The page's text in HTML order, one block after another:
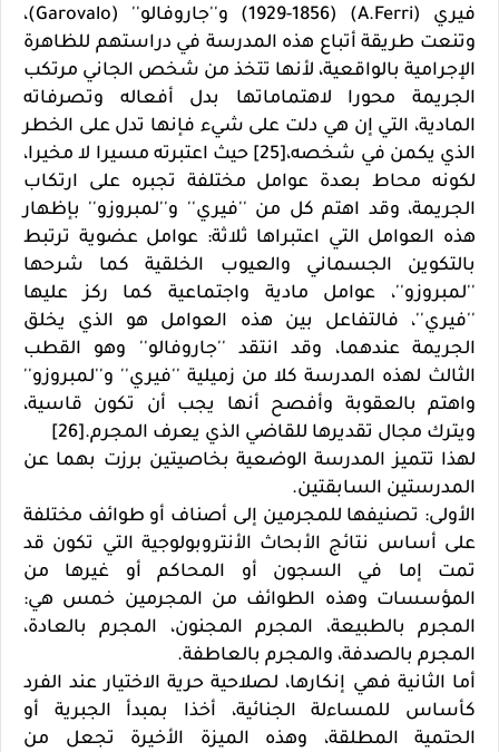
فيري (A.Ferri) (1929-1856) و''جاروفالو'' (Garovalo)،
وتنعت طريقة أتباع هذه المدرسة في دراستهم للظاهرة
الإجرامية بالواقعية، لأنها تتخذ من شخص الجاني مرتكب
الجريمة محورا لاهتماماتها بدل أفعاله وتصرفاته
المادية، التي إن هي دلت على شيء فإنها تدل على الخطر
الذي يكمن في شخصه،[25] حيث اعتبرته مسيرا لا مخيرا،
لكونه محاط بعدة عوامل مختلفة تجبره على ارتكاب
الجريمة، وقد اهتم كل من ''فيري'' و''لمبروزو'' بإظهار
هذه العوامل التي اعتبراها ثلاثة: عوامل عضوية ترتبط
بالتكوين الجسماني والعيوب الخلقية كما شرحها
''لمبروزو''، عوامل مادية واجتماعية كما ركز عليها
''فيري''، فالتفاعل بين هذه العوامل هو الذي يخلق
الجريمة عندهما، وقد انتقد ''جاروفالو'' وهو القطب
الثالث لهذه المدرسة كلا من زميلية ''فيري'' و''لمبروزو''
واهتم بالعقوبة وأفصح أنها يجب أن تكون قاسية،
ويترك مجال تقديرها للقاضي الذي يعرف المجرم.[26]
لهذا تتميز المدرسة الوضعية بخاصيتين برزت بهما عن
المدرستين السابقتين.
الأولى: تصنيفها للمجرمين إلى أصناف أو طوائف مختلفة
على أساس نتائج الأبحاث الأنتروبولوجية التي تكون قد
تمت إما في السجون أو المحاكم أو غيرها من
المؤسسات وهذه الطوائف من المجرمين خمس هي:
المجرم بالطبيعة، المجرم المجنون، المجرم بالعادة،
المجرم بالصدفة، والمجرم بالعاطفة.
أما الثانية فهي إنكارها، لصلاحية حرية الاختيار عند الفرد
كأساس للمساءلة الجنائية، أخذا بمبدأ الجبرية أو
الحتمية المطلقة، وهذه الميزة الأخيرة تجعل من